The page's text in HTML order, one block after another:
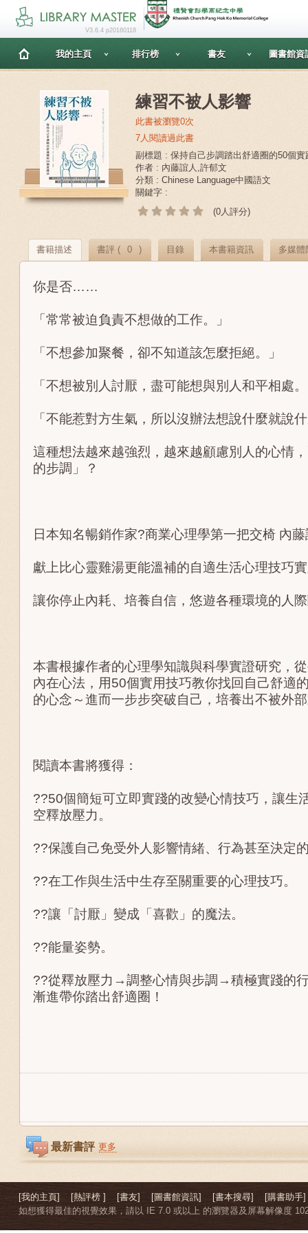
V3.6.4 p20180118
我的主頁 排行榜 書友 圖書館資
練習不被人影響
此書被瀏覽0次
7人閱讀過此書
副標題 : 保持自己步調踏出舒適圈的50個實
作者 : 內藤誼人,許郁文
分類 : Chinese Language中國語文
關鍵字 :
(0人評分)
書籍描述 書評 ( 0 ) 目錄 本書籍資訊 多媒體
你是否……
「常常被迫負責不想做的工作。」
「不想參加聚餐，卻不知道該怎麼拒絕。」
「不想被別人討厭，盡可能想與別人和平相處
「不能惹對方生氣，所以沒辦法想說什麼就說
這種想法越來越強烈，越來越顧慮別人的心情
的步調」？
日本知名暢銷作家?商業心理學第一把交椅 內
獻上比心靈雞湯更能溫補的自適生活心理技巧
讓你停止內耗、培養自信，悠遊各種環境的人
本書根據作者的心理學知識與科學實證研究，
內在心法，用50個實用技巧教你找回自己舒適
的心念～進而一步步突破自己，培養出不被外
閱讀本書將獲得：
??50個簡短可立即實踐的改變心情技巧，讓生
空釋放壓力。
??保護自己免受外人影響情緒、行為甚至決定
??在工作與生活中生存至關重要的心理技巧。
??讓「討厭」變成「喜歡」的魔法。
??能量姿勢。
??從釋放壓力→調整心情與步調→積極實踐的
漸進帶你踏出舒適圈！
最新書評 更多
[我的主頁] [熱評榜 ] [書友] [圖書館資訊] [書本搜尋]
[購書助手]
如想獲得最佳的視覺效果，請以 IE 7.0 或以上 的瀏覽器及屏幕解像度